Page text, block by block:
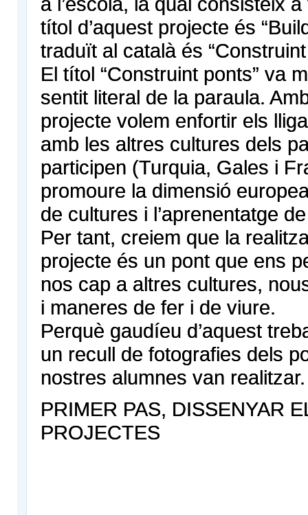
títol d’aquest projecte és
traduït al català és
El títol “Construint ponts” va
sentit literal de la paraula.
projecte volem enfortir els
amb les altres cultures dels
participen (Turquia, Gales i
promoure la dimensió
de cultures i l’aprenentatge
Per tant, creiem que la
projecte és un pont que ens
nos cap a altres cultures,
i maneres de fer i de viure.
Perquè gaudíeu d’aquest
un recull de fotografies dels
nostres alumnes van realitzar.
PRIMER PAS, DISSENYAR
PROJECTES